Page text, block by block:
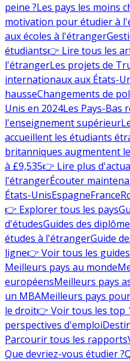
peine ?Les pays les moins
motivation pour étudier à
aux écoles à l'étranger
étudiants👉 Lire tous les
l'étrangerLes projets de
internationaux aux États-
hausseChangements de
Unis en 2024Les Pays-Bas
l'enseignement supérieur
accueillent les étudiants
britanniques augmentent
à £9,535👉 Lire plus
l'étrangerÉcouter
États-UnisEspagneFrance
👉 Explorer tous les pays
d'étudesGuides des
études à l'étrangerGuide
ligne👉 Voir tous les guides
Meilleurs pays au monde
européensMeilleurs pays
un MBAMeilleurs pays
le droit👉 Voir tous les top
perspectives d'emploi
Parcourir tous les rapports
Que devriez-vous étudier ?